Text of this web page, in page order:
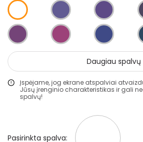
Dekoravimo glaistai
Statybiniai sandarikliai
Spec. paskirties priemonės
Aliejai ir impregnantai
Darbo priemonės
Apsauginės juostelės
Daugiau spalvų
Įspėjame, jog ekrane atspalviai
Jūsų įrenginio charakteristikas ir gali
spalvų!
Pasirinkta spalva: